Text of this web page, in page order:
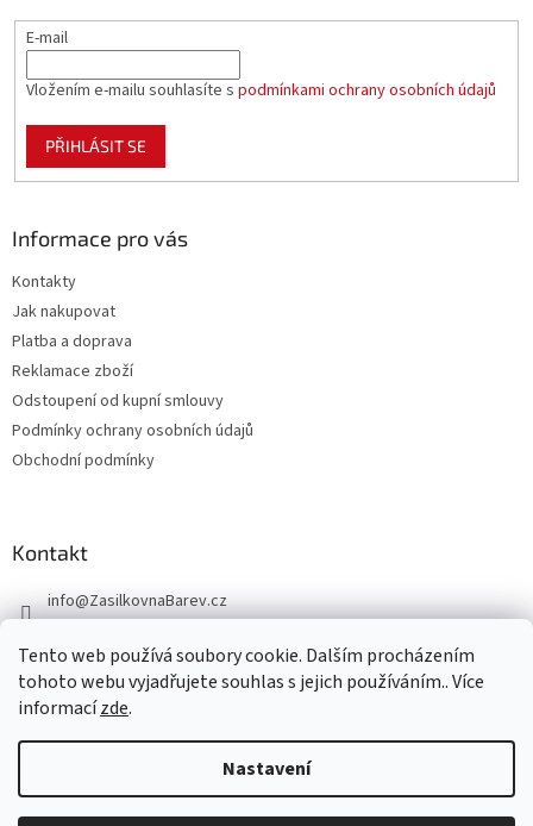
Tento web používá soubory cookie. Dalším procházením
tohoto webu vyjadřujete souhlas s jejich používáním.. Více
informacízde.
Nastavení
E-mail
Vložením e-mailu souhlasíte s podmínkami ochrany osobních údajů
PŘIHLÁSIT SE
Informace pro vás
Kontakty
Jak nakupovat
Platba a doprava
Reklamace zboží
Odstoupení od kupní smlouvy
Podmínky ochrany osobních údajů
Obchodní podmínky
Kontakt
info@ZasilkovnaBarev.cz
Vytvořil Shoptet